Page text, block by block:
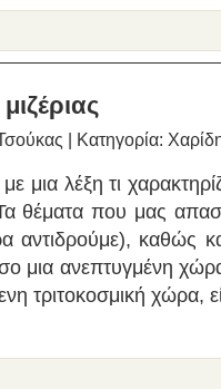
| Κατηγορία:
μια λέξη τι
θέματα που μας
αντιδρούμε), καθώς
μια ανεπτυγμένη
τριτοκοσμική χώρα,